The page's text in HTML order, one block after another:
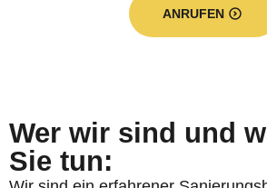
ANRUFEN
Wer wir sind und
Sie tun: